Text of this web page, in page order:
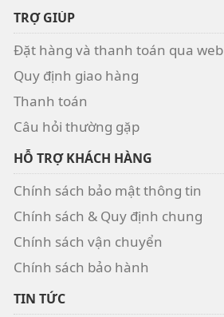
TRỢ GIÚP
Đặt hàng và thanh toán qua web
Quy định giao hàng
Thanh toán
Câu hỏi thường gặp
HỖ TRỢ KHÁCH HÀNG
Chính sách bảo mật thông tin
Chính sách & Quy định chung
Chính sách vận chuyển
Chính sách bảo hành
TIN TỨC